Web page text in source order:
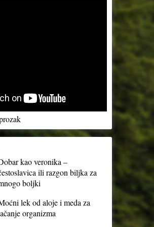
kao veronika –
ili razgon biljka za
boljki
lek od aloje i meda za
organizma